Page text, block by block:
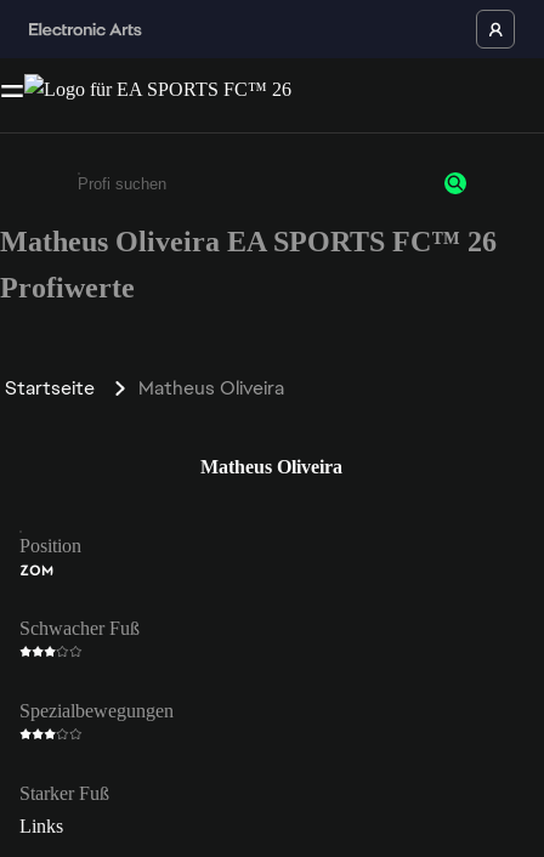
Gib mindestens 3 Zeichen oder Ziffern ein
Matheus Oliveira EA SPORTS FC™ 26
Profiwerte
Startseite Matheus Oliveira
Matheus Oliveira
Position
ZOM
Schwacher Fuß
Spezialbewegungen
Starker Fuß
Links